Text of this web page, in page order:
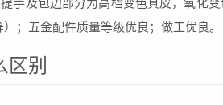
手及包边部分为高档变色真皮，氧化
；五金配件质量等级优良；做工优良。
区别